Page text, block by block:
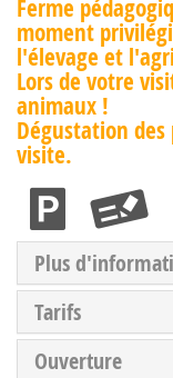
Ferme
moment
l'élevage et
Lors de votre
animaux !
Dégustation
visite.
Plus
Tarifs
Ouverture